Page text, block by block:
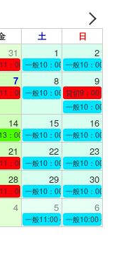
土 日
31 1 2
：00～12：00
一般10：00～19：00
一般10：00～
7 8 9
：00～12：00
一般10：00～19：00
貸切9：00～10
一般10：00～
14 15 16
00：00～19：00
一般10：00～19：00
一般10：00～
21 22 23
：00～13：00
一般10：00～19：00
一般10：00～
28 29 30
：00～12：00
一般10：00～19：00
一般10：00～
4 5 6
一般11:00～19:00一般10:00～